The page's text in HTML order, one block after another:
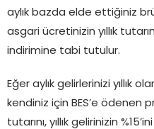
aylık bazda elde ettiğiniz
asgari ücretinizin yıllık
indirimine tabi tutulur.
Eğer aylık gelirlerinizi yıllık
kendiniz için BES’e ödenen
tutarını, yıllık gelirinizin